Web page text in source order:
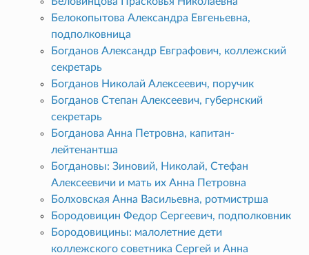
Белокопытова Александра Евгеньевна,
подполковница
Богданов Александр Евграфович, коллежский
секретарь
Богданов Николай Алексеевич, поручик
Богданов Степан Алексеевич, губернский
секретарь
Богданова Анна Петровна, капитан-
лейтенантша
Богдановы: Зиновий, Николай, Стефан
Алексеевичи и мать их Анна Петровна
Болховская Анна Васильевна, ротмистрша
Бородовицин Федор Сергеевич, подполковник
Бородовицины: малолетние дети
коллежского советника Сергей и Анна